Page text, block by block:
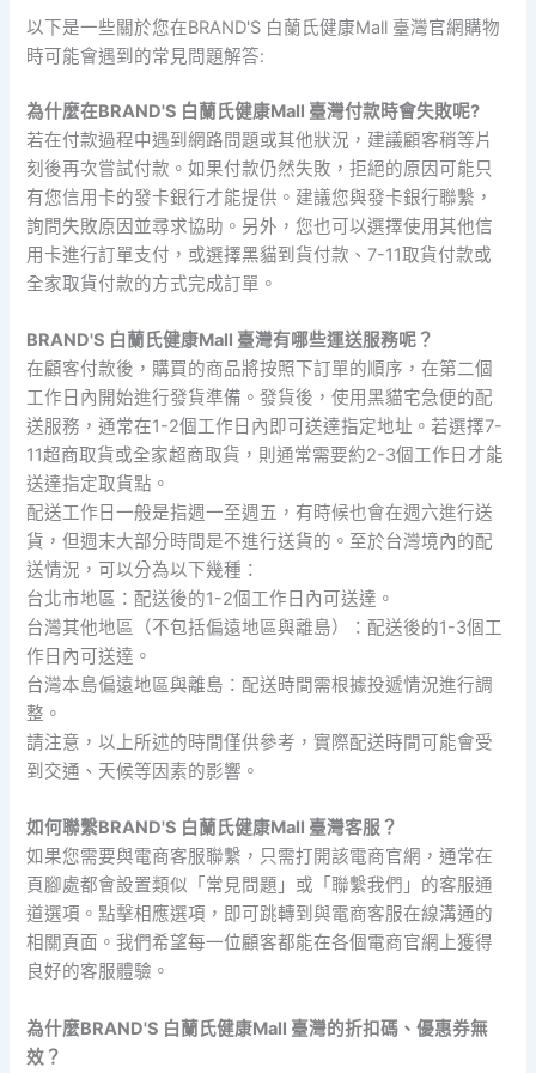
以下是一些關於您在BRAND'S 白蘭氏健康Mall 臺灣官網購物
時可能會遇到的常見問題解答:
為什麼在BRAND'S 白蘭氏健康Mall 臺灣付款時會失敗呢?
若在付款過程中遇到網路問題或其他狀況，建議顧客稍等片
刻後再次嘗試付款。如果付款仍然失敗，拒絕的原因可能只
有您信用卡的發卡銀行才能提供。建議您與發卡銀行聯繫，
詢問失敗原因並尋求協助。另外，您也可以選擇使用其他信
用卡進行訂單支付，或選擇黑貓到貨付款、7-11取貨付款或
全家取貨付款的方式完成訂單。
BRAND'S 白蘭氏健康Mall 臺灣有哪些運送服務呢？
在顧客付款後，購買的商品將按照下訂單的順序，在第二個
工作日內開始進行發貨準備。發貨後，使用黑貓宅急便的配
送服務，通常在1-2個工作日內即可送達指定地址。若選擇7-
11超商取貨或全家超商取貨，則通常需要約2-3個工作日才能
送達指定取貨點。
配送工作日一般是指週一至週五，有時候也會在週六進行送
貨，但週末大部分時間是不進行送貨的。至於台灣境內的配
送情況，可以分為以下幾種：
台北市地區：配送後的1-2個工作日內可送達。
台灣其他地區（不包括偏遠地區與離島）：配送後的1-3個工
作日內可送達。
台灣本島偏遠地區與離島：配送時間需根據投遞情況進行調
整。
請注意，以上所述的時間僅供參考，實際配送時間可能會受
到交通、天候等因素的影響。
如何聯繫BRAND'S 白蘭氏健康Mall 臺灣客服？
如果您需要與電商客服聯繫，只需打開該電商官網，通常在
頁腳處都會設置類似「常見問題」或「聯繫我們」的客服通
道選項。點擊相應選項，即可跳轉到與電商客服在線溝通的
相關頁面。我們希望每一位顧客都能在各個電商官網上獲得
良好的客服體驗。
為什麼BRAND'S 白蘭氏健康Mall 臺灣的折扣碼、優惠券無
效？